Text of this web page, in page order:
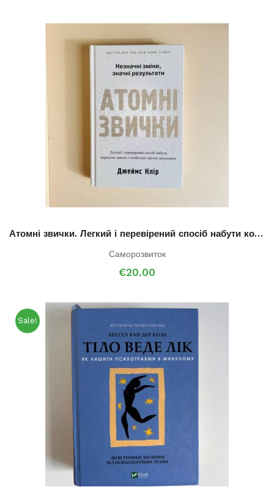
Атомні звички. Легкий і перевірений спосіб набути корисних звичок і позбутися звичок шкідливих.
Саморозвиток
€20.00
Sale!